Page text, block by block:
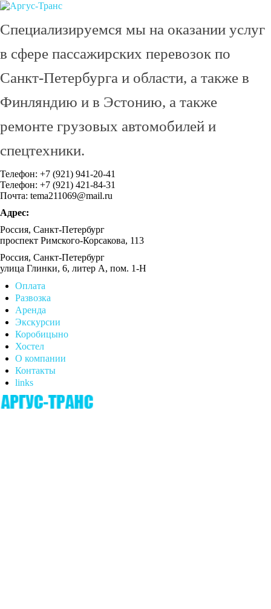
Специализируемся мы на оказании услуг
в сфере пассажирских перевозок по
Санкт-Петербурга и области, а также в
Финляндию и в Эстонию, а также
ремонте грузовых автомобилей и
спецтехники.
Телефон: +7 (921) 941-20-41
Телефон: +7 (921) 421-84-31
Почта: tema211069@mail.ru
Адрес:
Россия, Санкт-Петербург
проспект Римского-Корсакова, 113
Россия, Санкт-Петербург
улица Глинки, 6, литер А, пом. 1-Н
Оплата
Развозка
Аренда
Экскурсии
Коробицыно
Хостел
О компании
Контакты
links